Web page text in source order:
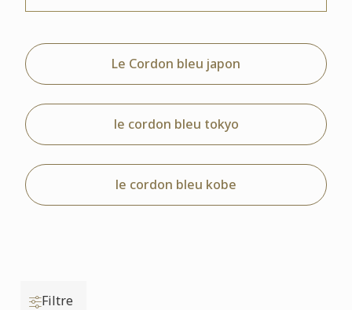
Le Cordon bleu japon
le cordon bleu tokyo
le cordon bleu kobe
Filtre